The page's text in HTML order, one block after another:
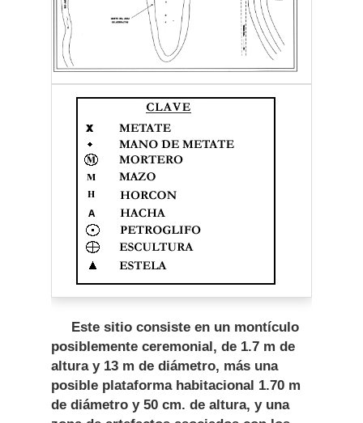
Este sitio consiste en un montículo
posiblemente ceremonial, de 1.7 m de
altura y 13 m de diámetro, más una
posible plataforma habitacional 1.70 m
de diámetro y 50 cm. de altura, y una